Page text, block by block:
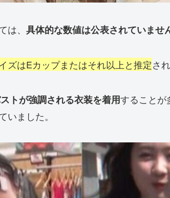
、 具体的な数値は公表されていませ
ズはEカップまたはそれ以上と推定さ
トが強調される衣装を着用することが
いました。